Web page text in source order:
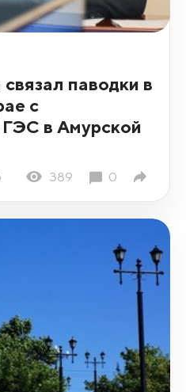
паводки в
с
в Амурской
389 0